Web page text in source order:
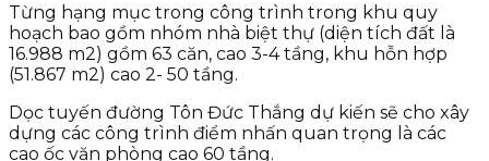
Từng hạng mục trong công trình trong khu quy
hoạch bao gồm nhóm nhà biệt thự (diện tích đất là
16.988 m2) gồm 63 căn, cao 3-4 tầng, khu hỗn hợp
(51.867 m2) cao 2- 50 tầng.
Dọc tuyến đường Tôn Đức Thắng dự kiến sẽ cho xây
dựng các công trình điểm nhấn quan trọng là các
cao ốc văn phòng cao 60 tầng.